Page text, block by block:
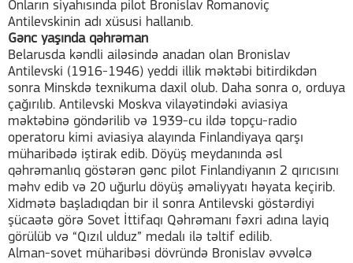
Onların siyahısında pilot Bronislav Romanoviç
Antilevskinin adı xüsusi hallanıb.
Gənc yaşında qəhrəman
Belarusda kəndli ailəsində anadan olan Bronislav
Antilevski (1916-1946) yeddi illik məktəbi bitirdikdən
sonra Minskdə texnikuma daxil olub. Daha sonra o, orduya
çağırılıb. Antilevski Moskva vilayətindəki aviasiya
məktəbinə göndərilib və 1939-cu ildə topçu-radio
operatoru kimi aviasiya alayında Finlandiyaya qarşı
müharibədə iştirak edib. Döyüş meydanında əsl
qəhrəmanlıq göstərən gənc pilot Finlandiyanın 2 qırıcısını
məhv edib və 20 uğurlu döyüş əməliyyatı həyata keçirib.
Xidmətə başladıqdan bir il sonra Antilevski göstərdiyi
şücaətə görə Sovet İttifaqı Qəhrəmanı fəxri adına layiq
görülüb və “Qızıl ulduz” medalı ilə təltif edilib.
Alman-sovet müharibəsi dövründə Bronislav əvvəlcə